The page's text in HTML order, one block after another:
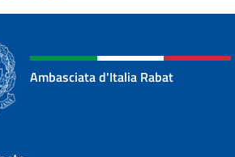
Ambasciata d'Italia Rabat